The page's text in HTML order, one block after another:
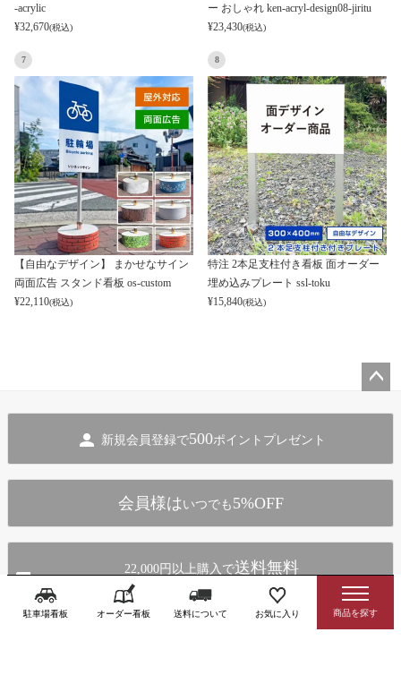
-acrylic
¥32,670(税込)
ー おしゃれ ken-acryl-design08-jiritu
¥23,430(税込)
7
【自由なデザイン】 まかせなサイン
両面広告 スタンド看板 os-custom
¥22,110(税込)
8
特注 2本足支柱付き看板 面オーダー
埋め込みプレート ssl-toku
¥15,840(税込)
駐車場看板 オーダー看板 送料について お気に入り
新規会員登録で500ポイントプレゼント
会員様は いつでも 5%OFF
22,000円以上購入で送料無料
（北海道・沖縄・離島・大型商品を除く）